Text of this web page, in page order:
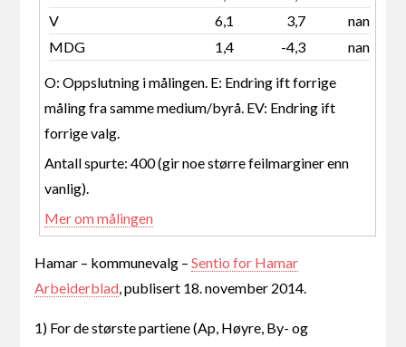
V
6,1 3,7
nan
MDG
1,4 -4,3 nan
O: Oppslutning i målingen. E: Endring ift forrige
måling fra samme medium/byrå. EV: Endring ift
forrige valg.
Antall spurte: 400 (gir noe større feilmarginer enn
vanlig).
Mer om målingen
Hamar – kommunevalg –Sentio for Hamar
Arbeiderblad , publisert 18. november 2014.
1) For de største partiene (Ap, Høyre, By- og